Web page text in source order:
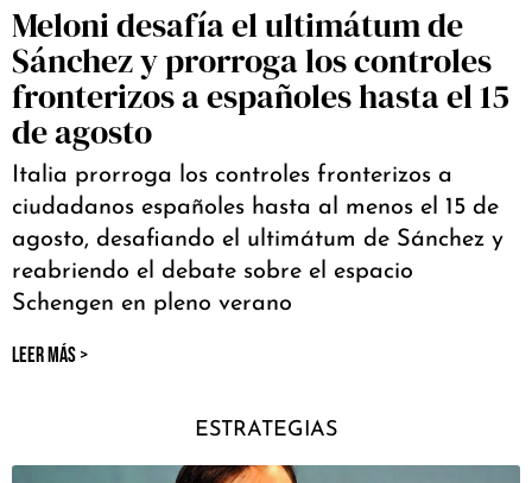
Meloni desafía el ultimátum de
Sánchez y prorroga los controles
fronterizos a españoles hasta el 15
de agosto
Italia prorroga los controles fronterizos a
ciudadanos españoles hasta al menos el 15 de
agosto, desafiando el ultimátum de Sánchez y
reabriendo el debate sobre el espacio
Schengen en pleno verano
LEER MÁS >
ESTRATEGIAS